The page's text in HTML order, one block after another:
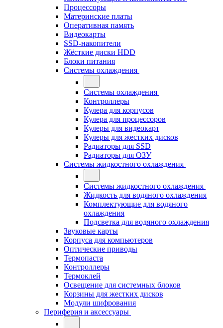
Процессоры
Материнские платы
Оперативная память
Видеокарты
SSD-накопители
Жёсткие диски HDD
Блоки питания
Системы охлаждения
Системы охлаждения
Контроллеры
Кулера для корпусов
Кулера для процессоров
Кулеры для видеокарт
Кулеры для жестких дисков
Радиаторы для SSD
Радиаторы для ОЗУ
Системы жидкостного охлаждения
Системы жидкостного охлаждения
Жидкость для водяного охлаждения
Комплектующие для водяного
охлаждения
Подсветка для водяного охлаждения
Звуковые карты
Корпуса для компьютеров
Оптические приводы
Термопаста
Контроллеры
Термоклей
Освещение для системных блоков
Корзины для жестких дисков
Модули шифрования
Периферия и аксессуары